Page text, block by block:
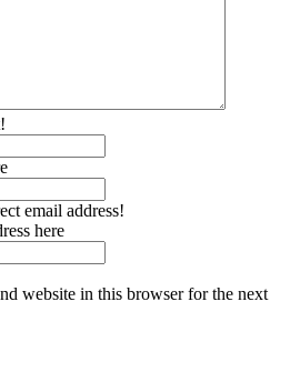
email address!
here
website in this browser for the next